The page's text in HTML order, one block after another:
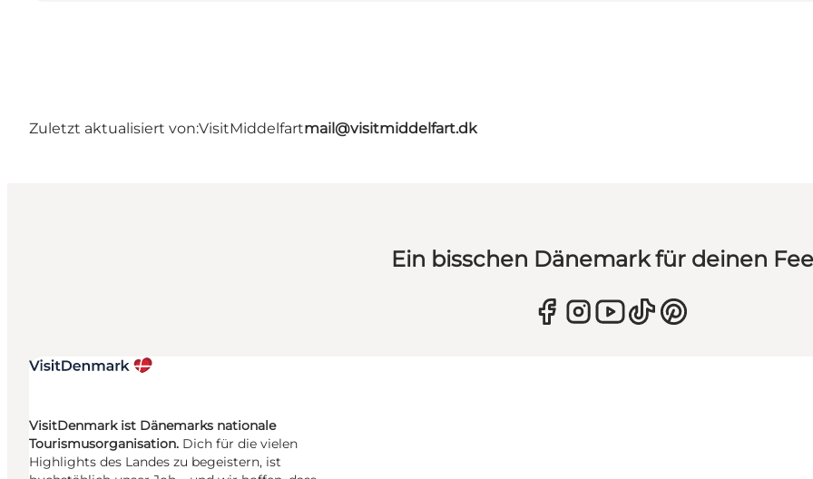
Zuletzt aktualisiert von:VisitMiddelfartmail@visitmiddelfart.dk
Ein bisschen Dänemark für deinen
VisitDenmark ist Dänemarks nationale
Tourismusorganisation. Dich für die vielen
Highlights des Landes zu begeistern, ist